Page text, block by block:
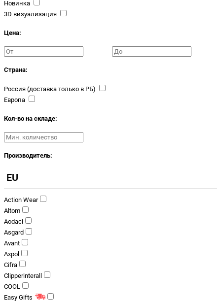
Новинка
3D визуализация
Цена:
Страна:
Россия (доставка только в РБ)
Европа
Кол-во на складе:
Производитель:
EU
Action Wear
Altom
Aodaci
Asgard
Avant
Axpol
Cifra
Clipperinterall
COOL
Easy Gifts